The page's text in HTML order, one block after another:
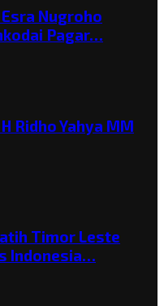
Nugroho
Pagar…
Ridho Yahya MM
Timor Leste
Indonesia…